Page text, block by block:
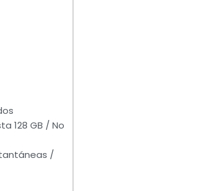
128 GB / No
/